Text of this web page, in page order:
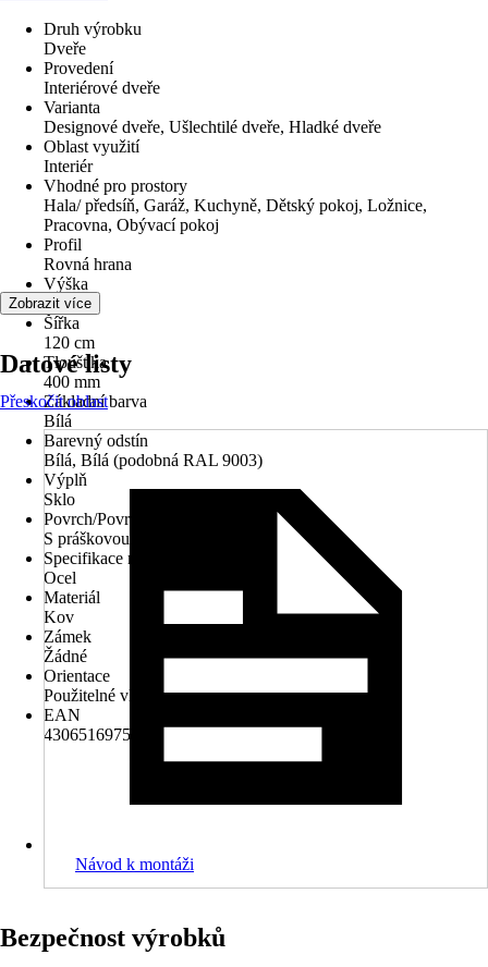
Druh výrobku
Dveře
Provedení
Interiérové dveře
Varianta
Designové dveře, Ušlechtilé dveře, Hladké dveře
Oblast využití
Interiér
Vhodné pro prostory
Hala/ předsíň, Garáž, Kuchyně, Dětský pokoj, Ložnice,
Pracovna, Obývací pokoj
Profil
Rovná hrana
Výška
250 cm
Šířka
120 cm
Tloušťka
400 mm
Základní barva
Bílá
Barevný odstín
Bílá, Bílá (podobná RAL 9003)
Výplň
Sklo
Povrch/Povrchová úprava
S práškovou úpravou
Specifikace materiálu
Ocel
Materiál
Kov
Zámek
Žádné
Orientace
Použitelné vlevo/ vpravo
EAN
4306516975914
Zobrazit více
Datové listy
Přeskočit oblast
Návod k montáži
Bezpečnost výrobků